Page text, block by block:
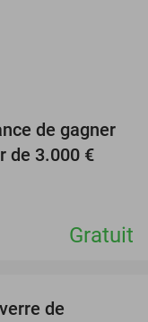
de gagner
de 3.000 €
Gratuit
de